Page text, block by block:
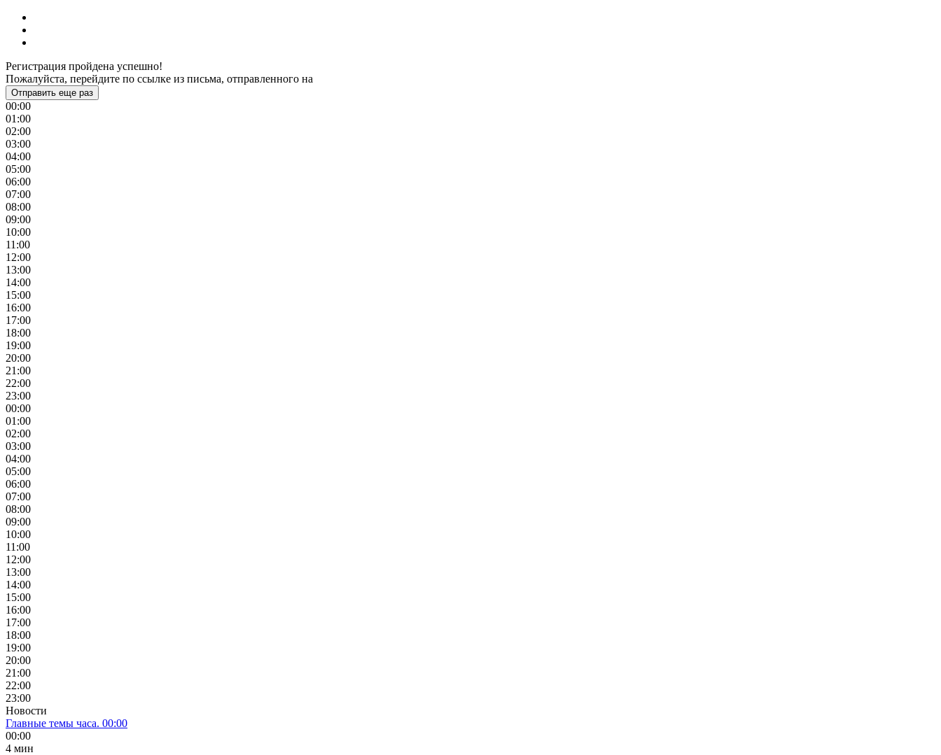
Регистрация пройдена успешно!
Пожалуйста, перейдите по ссылке из письма, отправленного на
Отправить еще раз
00:00
01:00
02:00
03:00
04:00
05:00
06:00
07:00
08:00
09:00
10:00
11:00
12:00
13:00
14:00
15:00
16:00
17:00
18:00
19:00
20:00
21:00
22:00
23:00
00:00
01:00
02:00
03:00
04:00
05:00
06:00
07:00
08:00
09:00
10:00
11:00
12:00
13:00
14:00
15:00
16:00
17:00
18:00
19:00
20:00
21:00
22:00
23:00
Новости
Главные темы часа. 00:00
00:00
4 мин